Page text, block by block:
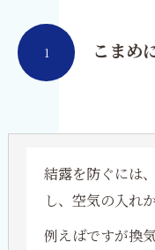
こまめ
1
結露を防ぐには
し、空気の入れ
例えばですが換